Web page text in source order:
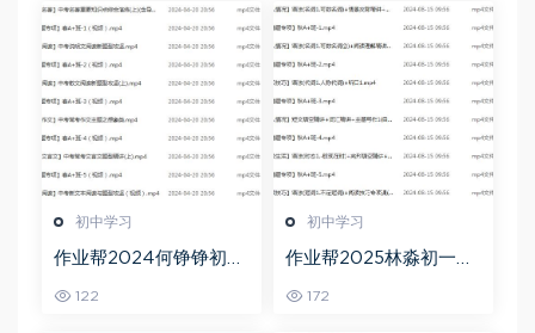
初中学习
作业帮2024何铮铮初三
122
初中学习
作业帮2025林淼初一英
172